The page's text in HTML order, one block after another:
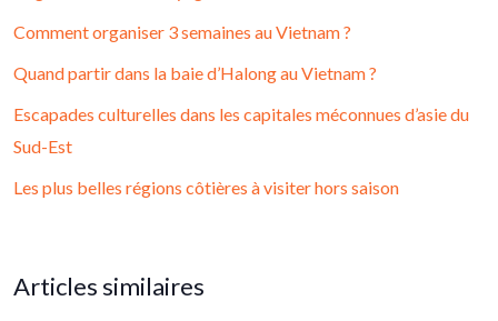
Comment organiser 3 semaines au Vietnam ?
Quand partir dans la baie d’Halong au Vietnam ?
Escapades culturelles dans les capitales méconnues d’asie du
Sud-Est
Les plus belles régions côtières à visiter hors saison
Articles similaires